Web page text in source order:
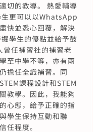
切的教導。 熱愛輔導
更可以以WhatsApp
快並悉心回覆，解決
學生的優點並給予鼓
曾任補習社的補習老
至中學不等，亦有兩
擔任全識補習。同
課程設計和STEM
教學。因此，我能夠
心態，給予正確的指
學生保持互動和聯
任程度。